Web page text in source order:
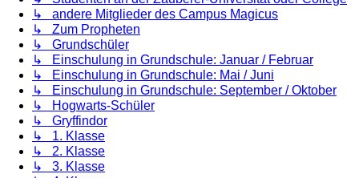
↳ andere Mitglieder des Campus Magicus
↳ Zum Propheten
↳ Grundschüler
↳ Einschulung in Grundschule: Januar / Februar
↳ Einschulung in Grundschule: Mai / Juni
↳ Einschulung in Grundschule: September / Oktober
↳ Hogwarts-Schüler
↳ Gryffindor
↳ 1. Klasse
↳ 2. Klasse
↳ 3. Klasse